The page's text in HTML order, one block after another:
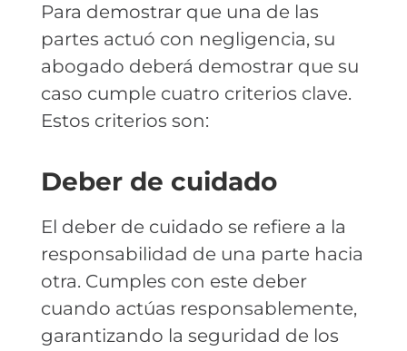
Para demostrar que una de las
partes actuó con negligencia, su
abogado deberá demostrar que su
caso cumple cuatro criterios clave.
Estos criterios son:
Deber de cuidado
El deber de cuidado se refiere a la
responsabilidad de una parte hacia
otra. Cumples con este deber
cuando actúas responsablemente,
garantizando la seguridad de los